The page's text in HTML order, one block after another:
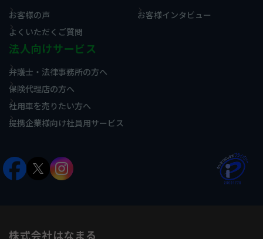
お客様の声
お客様インタビュー
よくいただくご質問
法人向けサービス
弁護士・法律事務所の方へ
保険代理店の方へ
社用車を売りたい方へ
提携企業様向け社員用サービス
株式会社はなまる